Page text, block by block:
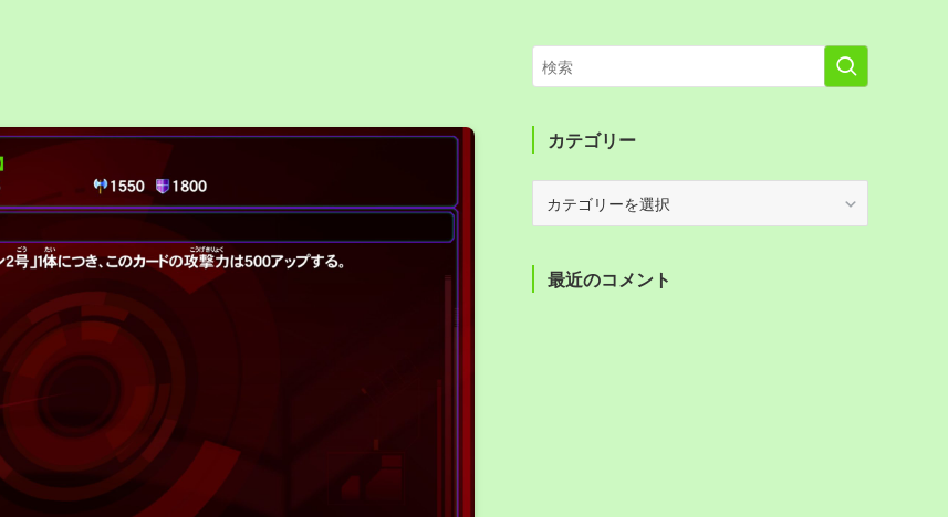
カテゴリー
リ
ー 最近のコメント